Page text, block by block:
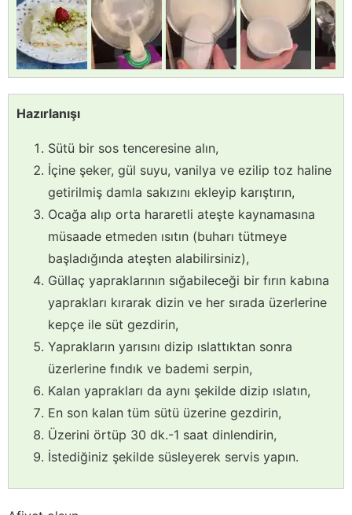
Hazırlanışı
Sütü bir sos tenceresine alın,
İçine şeker, gül suyu, vanilya ve ezilip toz haline
getirilmiş damla sakızını ekleyip karıştırın,
Ocağa alıp orta hararetli ateşte kaynamasına
müsaade etmeden ısıtın (buharı tütmeye
başladığında ateşten alabilirsiniz),
Güllaç yapraklarının sığabileceği bir fırın kabına
yaprakları kırarak dizin ve her sırada üzerlerine
kepçe ile süt gezdirin,
Yaprakların yarısını dizip ıslattıktan sonra
üzerlerine fındık ve bademi serpin,
Kalan yaprakları da aynı şekilde dizip ıslatın,
En son kalan tüm sütü üzerine gezdirin,
Üzerini örtüp 30 dk.-1 saat dinlendirin,
İstediğiniz şekilde süsleyerek servis yapın.